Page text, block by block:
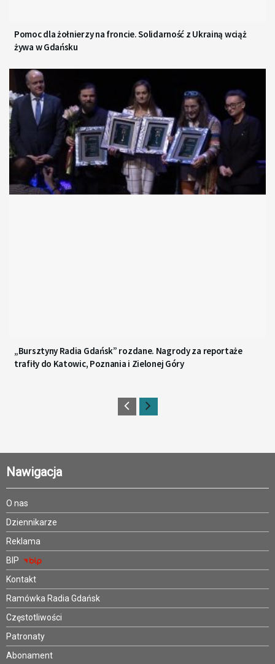
Pomoc dla żołnierzy na froncie. Solidarność z Ukrainą wciąż
żywa w Gdańsku
„Bursztyny Radia Gdańsk” rozdane. Nagrody za reportaże
trafiły do Katowic, Poznania i Zielonej Góry
Nawigacja
O nas
Dziennikarze
Reklama
BIP
Kontakt
Ramówka Radia Gdańsk
Częstotliwości
Patronaty
Abonament